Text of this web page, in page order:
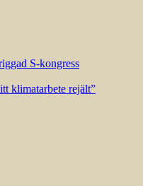
S-kongress
klimatarbete rejält”